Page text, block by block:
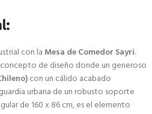
con la Mesa de Comedor Sayri.
de diseño donde un generoso
con un cálido acabado
urbana de un robusto soporte
de 160 x 86 cm, es el elemento